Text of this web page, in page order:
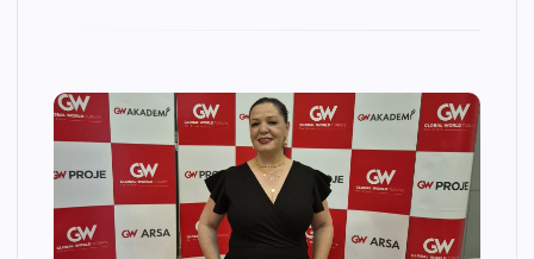
e
r
k
e